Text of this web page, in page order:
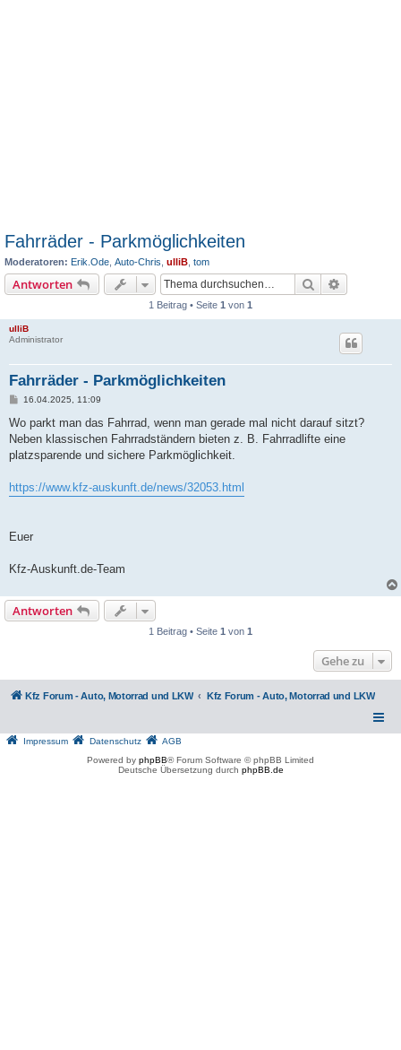
Fahrräder - Parkmöglichkeiten
Moderatoren: Erik.Ode Auto-Chris ulliB tom
Antworten Suche
1 Beitrag • Seite 1 von 1
ulliB
Administrator
Fahrräder - Parkmöglichkeiten
B
i
r
a
16.04.2025, 11:09
Wo parkt man das Fahrrad, wenn man gerade mal nicht darauf sitzt?
Neben klassischen Fahrradständern bieten z. B. Fahrradlifte eine
platzsparende und sichere Parkmöglichkeit.
https://www.kfz-auskunft.de/news/32053.html
Euer
Kfz-Auskunft.de-Team
Antworten
1 Beitrag • Seite 1 von 1
Gehe zu
Kfz Forum - Auto, Motorrad und LKW Kfz Forum - Auto, Motorrad und LKW
Impressum Datenschutz
AGB
Powered by phpBB® Forum Software © phpBB Limited
Deutsche Übersetzung durch phpBB.de